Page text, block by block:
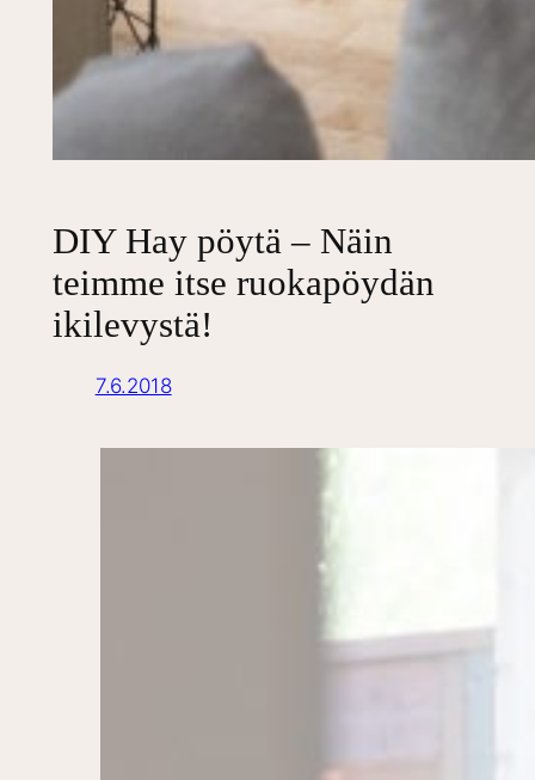
DIY Hay pöytä – Näin
teimme itse ruokapöydän
ikilevystä!
7.6.2018